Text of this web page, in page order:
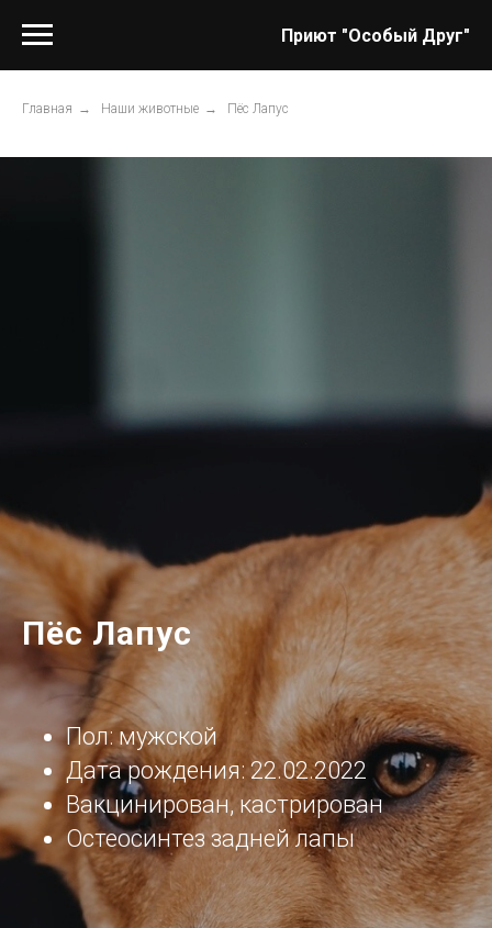
Приют "Особый Друг"
Главная → Наши животные → Пёс Лапус
Пёс Лапус
Пол: мужской
Дата рождения: 22.02.2022
Вакцинирован, кастрирован
Остеосинтез задней лапы